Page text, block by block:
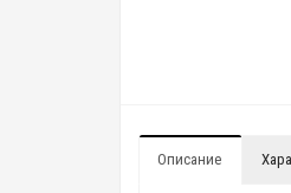
Описание